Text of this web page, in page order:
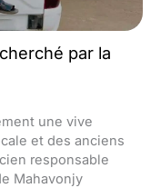
par la
une vive
et des anciens
responsable
Mahavonjy